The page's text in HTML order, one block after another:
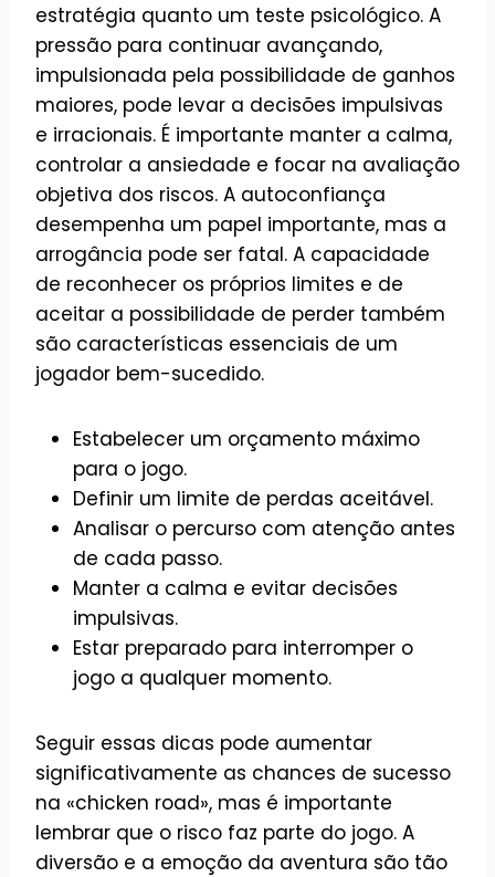
estratégia quanto um teste psicológico. A
pressão para continuar avançando,
impulsionada pela possibilidade de ganhos
maiores, pode levar a decisões impulsivas
e irracionais. É importante manter a calma,
controlar a ansiedade e focar na avaliação
objetiva dos riscos. A autoconfiança
desempenha um papel importante, mas a
arrogância pode ser fatal. A capacidade
de reconhecer os próprios limites e de
aceitar a possibilidade de perder também
são características essenciais de um
jogador bem-sucedido.
Estabelecer um orçamento máximo
para o jogo.
Definir um limite de perdas aceitável.
Analisar o percurso com atenção antes
de cada passo.
Manter a calma e evitar decisões
impulsivas.
Estar preparado para interromper o
jogo a qualquer momento.
Seguir essas dicas pode aumentar
significativamente as chances de sucesso
na «chicken road», mas é importante
lembrar que o risco faz parte do jogo. A
diversão e a emoção da aventura são tão